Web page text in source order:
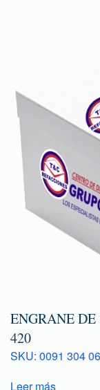
ENGRANE
420
SKU: 0091 304
Leer más